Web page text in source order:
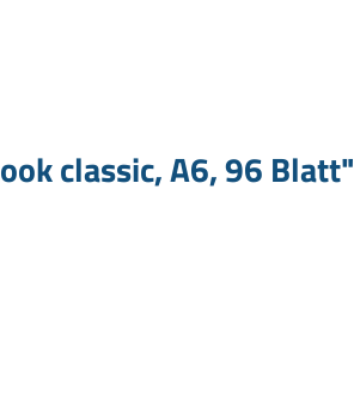
classic, A6, 96 Blatt"